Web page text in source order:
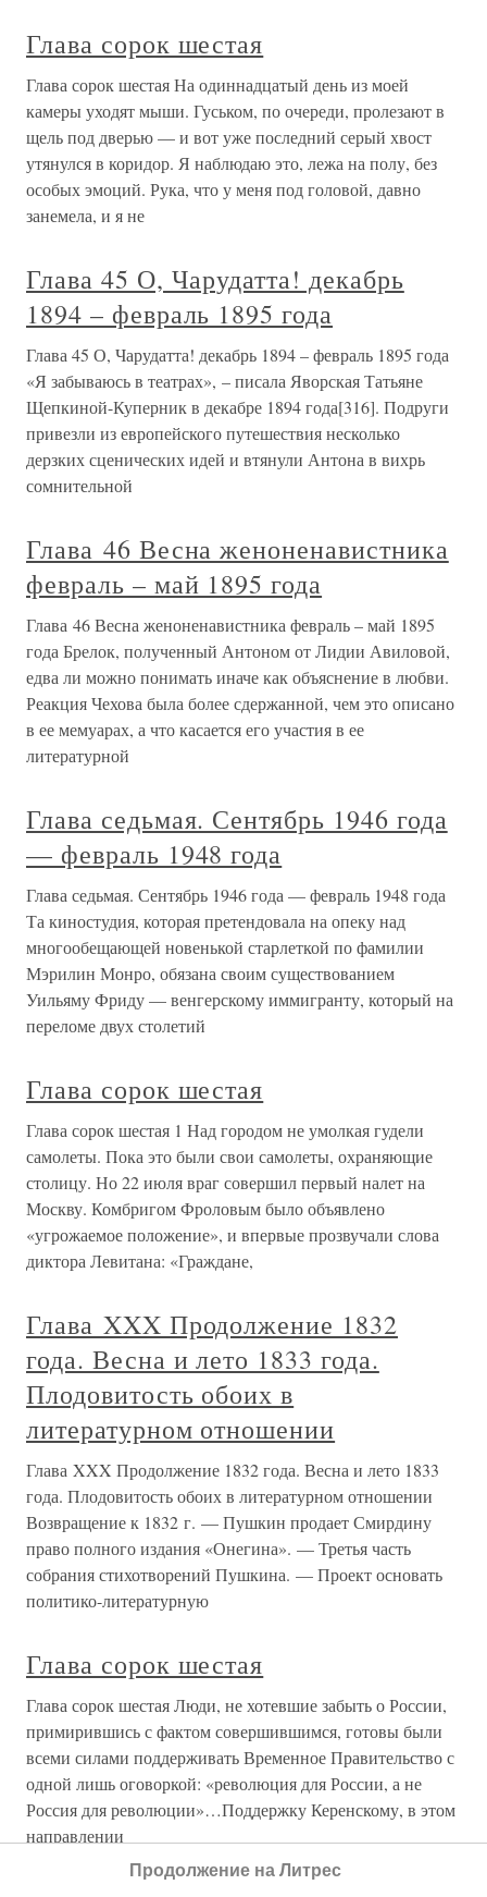
Глава сорок шестая
Глава сорок шестая На одиннадцатый день из моей
камеры уходят мыши. Гуськом, по очереди, пролезают в
щель под дверью — и вот уже последний серый хвост
утянулся в коридор. Я наблюдаю это, лежа на полу, без
особых эмоций. Рука, что у меня под головой, давно
занемела, и я не
Глава 45 О, Чарудатта! декабрь
1894 – февраль 1895 года
Глава 45 О, Чарудатта! декабрь 1894 – февраль 1895 года
«Я забываюсь в театрах», – писала Яворская Татьяне
Щепкиной-Куперник в декабре 1894 года[316]. Подруги
привезли из европейского путешествия несколько
дерзких сценических идей и втянули Антона в вихрь
сомнительной
Глава 46 Весна женоненавистника
февраль – май 1895 года
Глава 46 Весна женоненавистника февраль – май 1895
года Брелок, полученный Антоном от Лидии Авиловой,
едва ли можно понимать иначе как объяснение в любви.
Реакция Чехова была более сдержанной, чем это описано
в ее мемуарах, а что касается его участия в ее
литературной
Глава седьмая. Сентябрь 1946 года
— февраль 1948 года
Глава седьмая. Сентябрь 1946 года — февраль 1948 года
Та киностудия, которая претендовала на опеку над
многообещающей новенькой старлеткой по фамилии
Мэрилин Монро, обязана своим существованием
Уильяму Фриду — венгерскому иммигранту, который на
переломе двух столетий
Глава сорок шестая
Глава сорок шестая 1 Над городом не умолкая гудели
самолеты. Пока это были свои самолеты, охраняющие
столицу. Но 22 июля враг совершил первый налет на
Москву. Комбригом Фроловым было объявлено
«угрожаемое положение», и впервые прозвучали слова
диктора Левитана: «Граждане,
Глава XXX Продолжение 1832
года. Весна и лето 1833 года.
Плодовитость обоих в
литературном отношении
Глава XXX Продолжение 1832 года. Весна и лето 1833
года. Плодовитость обоих в литературном отношении
Возвращение к 1832 г. — Пушкин продает Смирдину
право полного издания «Онегина». — Третья часть
собрания стихотворений Пушкина. — Проект основать
политико-литературную
Глава сорок шестая
Глава сорок шестая Люди, не хотевшие забыть о России,
примирившись с фактом совершившимся, готовы были
всеми силами поддерживать Временное Правительство с
одной лишь оговоркой: «революция для России, а не
Россия для революции»…Поддержку Керенскому, в этом
направлении
Продолжение на Литрес